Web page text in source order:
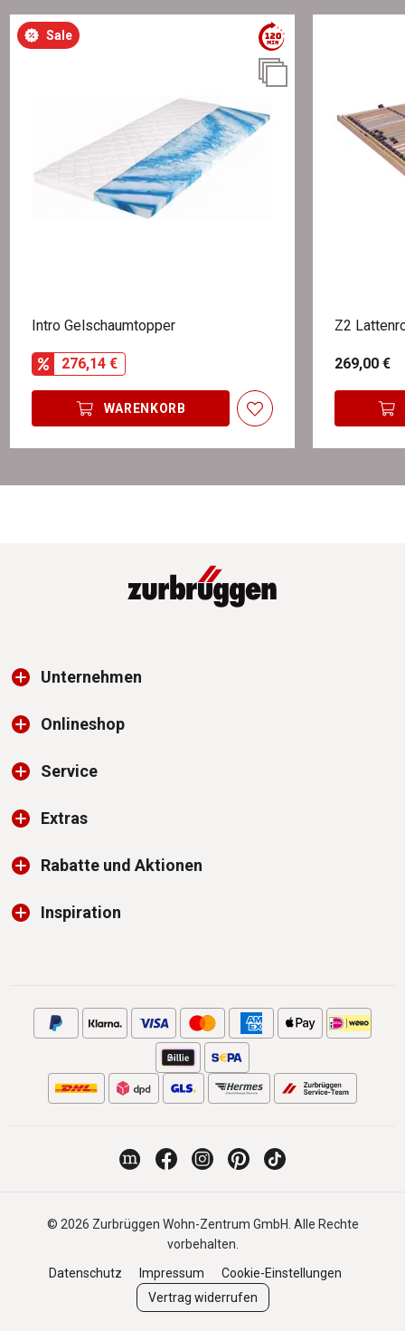
Sale
Intro Gelschaumtopper
276,14 €
WARENKORB
Z2
269,00 €
Unternehmen
Onlineshop
Service
Extras
Rabatte und Aktionen
Inspiration
© 2026 Zurbrüggen Wohn-Zentrum GmbH. Alle Rechte
vorbehalten.
Datenschutz
Impressum
Cookie-Einstellungen
Vertrag widerrufen